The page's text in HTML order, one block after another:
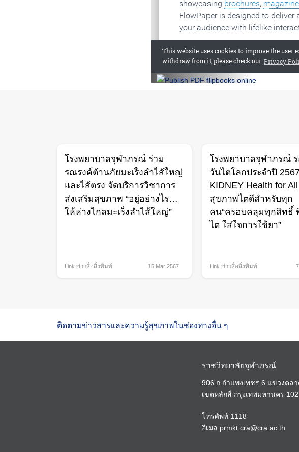
Search
for:
โรงพยาบาลจุฬาภรณ์ ร่วม
รณรงค์ต้านภัยมะเร็งลำไส้ใหญ่
และไส้ตรง จัดบริการวิชาการ
ส่งเสริมสุขภาพ “อยู่อย่างไร…
ให้ห่างไกลมะเร็งลำไส้ใหญ่”
Link ข่าวสื่อสิ่งพิมพ์ 15 Mar 2567
โรงพยาบาลจุฬาภรณ์
วันไตโลกประจำปี
KIDNEY Health for All
สุขภาพไตดีสำหรับทุก
คน“ครอบคลุมทุกสิทธิ์
ไต ใส่ใจการใช้ยา”
Link ข่าวสื่อสิ่งพิมพ์
ติดตามข่าวสารและความรู้สุขภาพในช่องทางอื่น ๆ
ราชวิทยาลัยจุฬาภรณ์
906 ถ.กำแพงเพชร 6 แขวงตล
เขตหลักสี่ กรุงเทพมหานคร
โทรศัพท์ 1118
อีเมล prmkt.cra@cra.ac.th